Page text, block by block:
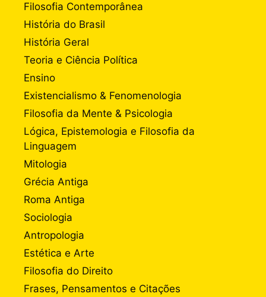
Filosofia Contemporânea
História do Brasil
História Geral
Teoria e Ciência Política
Ensino
Existencialismo & Fenomenologia
Filosofia da Mente & Psicologia
Lógica, Epistemologia e Filosofia da
Linguagem
Mitologia
Grécia Antiga
Roma Antiga
Sociologia
Antropologia
Estética e Arte
Filosofia do Direito
Frases, Pensamentos e Citações